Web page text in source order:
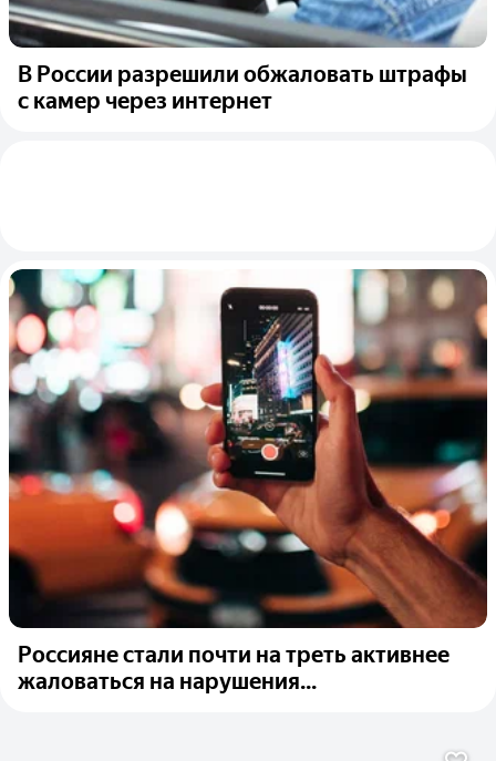
В России разрешили обжаловать штрафы
с камер через интернет
Россияне стали почти на треть активнее
жаловаться на нарушения...